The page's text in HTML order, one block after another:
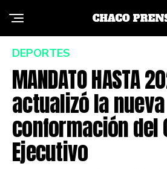
DEPORTES
MANDATO HASTA
actualizó la nueva
conformación del
Ejecutivo